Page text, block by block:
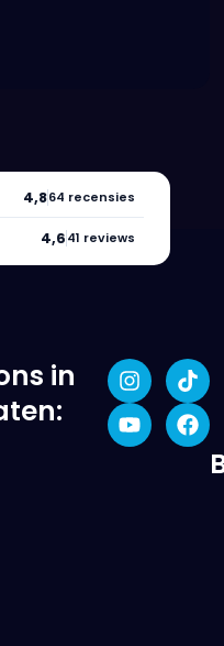
4,864 recensies
4,641 reviews
in